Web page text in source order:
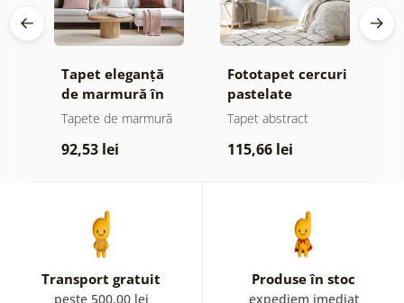
Tapet eleganță
de marmură în
tonuri aurii
Tapete de marmură
92,53 lei
Fototapet cercuri
pastelate
acuarelă
Tapet abstract
115,66 lei
Transport gratuit
peste 500,00 lei
Produse în stoc
expediem imediat